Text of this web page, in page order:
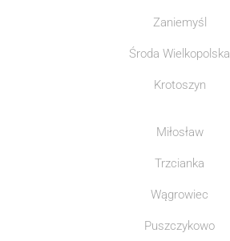
Zaniemyśl
Środa Wielkopolska
Krotoszyn
Miłosław
Trzcianka
Wągrowiec
Puszczykowo